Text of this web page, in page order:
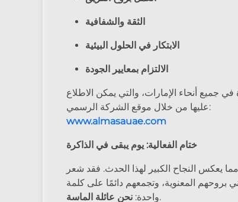
الثقة والشفافية
الابتكار في الحلول البيئية
الالتزام بمعايير الجودة
جميع أنحاء الإمارات، والتي يمكن الاطلاع
عليها من خلال موقع الشركة الرسمي:
www.almasauae.com
ختام الفعالية: يوم يبقى في الذاكرة
يعكس النجاح الكبير لهذا الحدث. فقد شعر
بروحهم المعنوية، وتجمعهم دائمًا على كلمة
واحدة:نحن عائلة الماسة .